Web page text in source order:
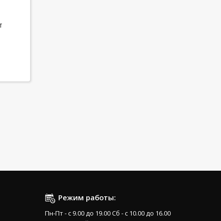
Режим работы:
Пн-Пт - с 9.00 до 19.00 Сб - с 10.00 до 16.00